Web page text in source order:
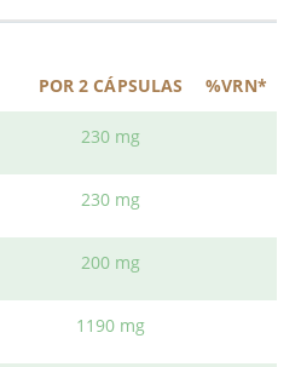
POR 2 CÁPSULAS %VRN*
230 mg
230 mg
200 mg
1190 mg